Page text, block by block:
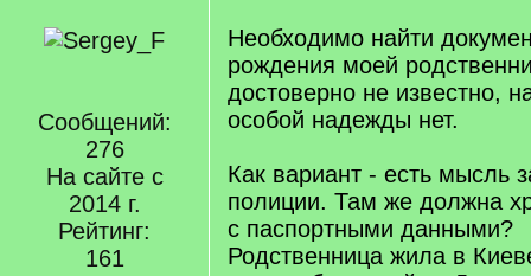
Сообщений:
276
На сайте с
2014 г.
Рейтинг:
161
Необходимо найти
рождения моей
достоверно не известно,
особой надежды нет.
Как вариант - есть мысль
полиции. Там же должна
с паспортными данными?
Родственница жила в